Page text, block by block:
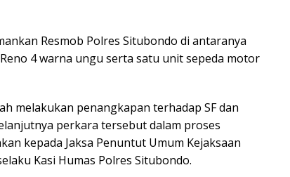
Resmob Polres Situbondo di antaranya
4 warna ungu serta satu unit sepeda motor
melakukan penangkapan terhadap SF dan
perkara tersebut dalam proses
kepada Jaksa Penuntut Umum Kejaksaan
Kasi Humas Polres Situbondo.